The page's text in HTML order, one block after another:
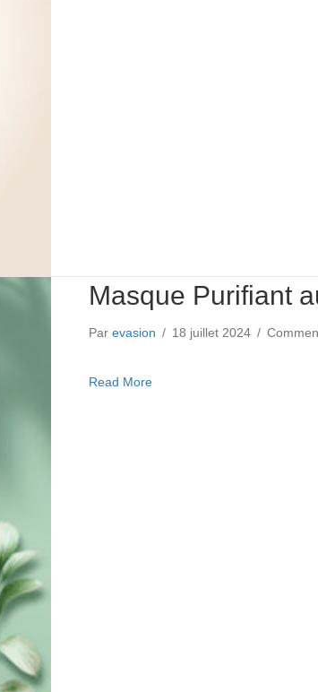
Masque Purifiant
Parevasion / 18 juillet 2024 /
Read Moreabout Masque Purifiant aux 2